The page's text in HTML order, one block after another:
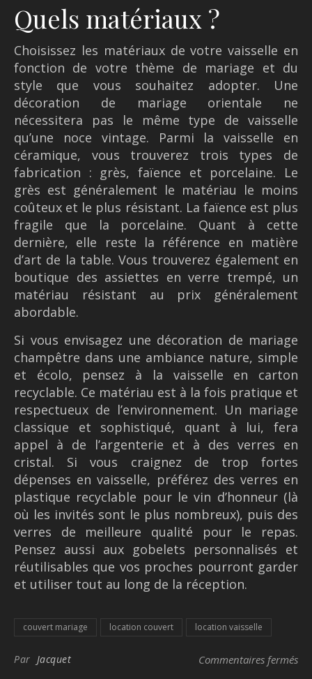
Quels matériaux ?
Choisissez les matériaux de votre vaisselle en
fonction de votre thème de mariage et du
style que vous souhaitez adopter. Une
décoration de mariage orientale ne
nécessitera pas le même type de vaisselle
qu’une noce vintage. Parmi la vaisselle en
céramique, vous trouverez trois types de
fabrication : grès, faïence et porcelaine. Le
grès est généralement le matériau le moins
coûteux et le plus résistant. La faïence est plus
fragile que la porcelaine. Quant à cette
dernière, elle reste la référence en matière
d’art de la table. Vous trouverez également en
boutique des assiettes en verre trempé, un
matériau résistant au prix généralement
abordable.
Si vous envisagez une décoration de mariage
champêtre dans une ambiance nature, simple
et écolo, pensez à la vaisselle en carton
recyclable. Ce matériau est à la fois pratique et
respectueux de l’environnement. Un mariage
classique et sophistiqué, quant à lui, fera
appel à de l’argenterie et à des verres en
cristal. Si vous craignez de trop fortes
dépenses en vaisselle, préférez des verres en
plastique recyclable pour le vin d’honneur (là
où les invités sont le plus nombreux), puis des
verres de meilleure qualité pour le repas.
Pensez aussi aux gobelets personnalisés et
réutilisables que vos proches pourront garder
et utiliser tout au long de la réception.
couvert mariage location couvert location vaisselle
Par Jacquet Commentaires fermés